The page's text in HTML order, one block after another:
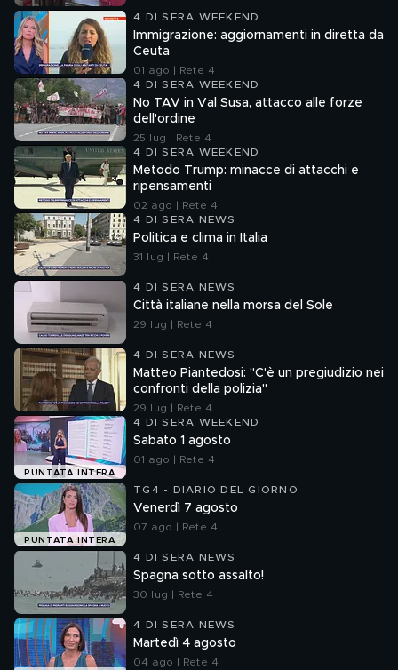
4 DI SERA WEEKEND
Immigrazione: aggiornamenti in diretta da
Ceuta
01 ago | Rete 4
4 DI SERA WEEKEND
No TAV in Val Susa, attacco alle forze
dell'ordine
25 lug | Rete 4
4 DI SERA WEEKEND
Metodo Trump: minacce di attacchi e
ripensamenti
02 ago | Rete 4
4 DI SERA NEWS
Politica e clima in Italia
31 lug | Rete 4
4 DI SERA NEWS
Città italiane nella morsa del Sole
29 lug | Rete 4
4 DI SERA NEWS
Matteo Piantedosi: "C'è un pregiudizio nei
confronti della polizia"
29 lug | Rete 4
PUNTATA INTERA
4 DI SERA WEEKEND
Sabato 1 agosto
01 ago | Rete 4
PUNTATA INTERA
TG4 - DIARIO DEL GIORNO
Venerdì 7 agosto
07 ago | Rete 4
4 DI SERA NEWS
Spagna sotto assalto!
30 lug | Rete 4
4 DI SERA NEWS
Martedì 4 agosto
04 ago | Rete 4